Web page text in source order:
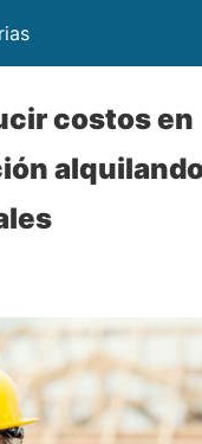
costos en